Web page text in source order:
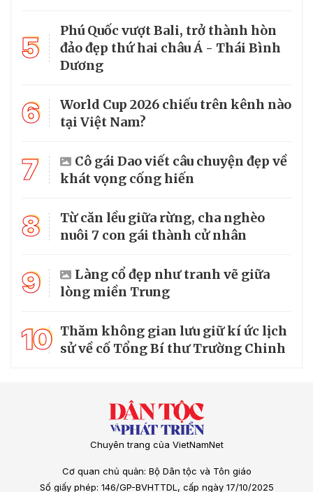
5
Phú Quốc vượt Bali, trở thành hòn
đảo đẹp thứ hai châu Á - Thái Bình
Dương
6
World Cup 2026 chiếu trên kênh nào
tại Việt Nam?
7
Cô gái Dao viết câu chuyện đẹp về
khát vọng cống hiến
8
Từ căn lều giữa rừng, cha nghèo
nuôi 7 con gái thành cử nhân
9
Làng cổ đẹp như tranh vẽ giữa
lòng miền Trung
10 Thăm không gian lưu giữ kí ức lịch
sử về cố Tổng Bí thư Trường Chinh
Chuyên trang của VietNamNet
Cơ quan chủ quản: Bộ Dân tộc và Tôn giáo
Số giấy phép: 146/GP-BVHTTDL, cấp ngày 17/10/2025